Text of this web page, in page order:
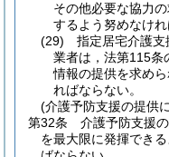
その他必要な協力
するよう努めなけれ
(29)
指定居宅介護
業者は，法第115条
情報の提供を求め
ればならない。
(介護予防支援の提供
第32条
介護予防支援
を最大限に発揮でき